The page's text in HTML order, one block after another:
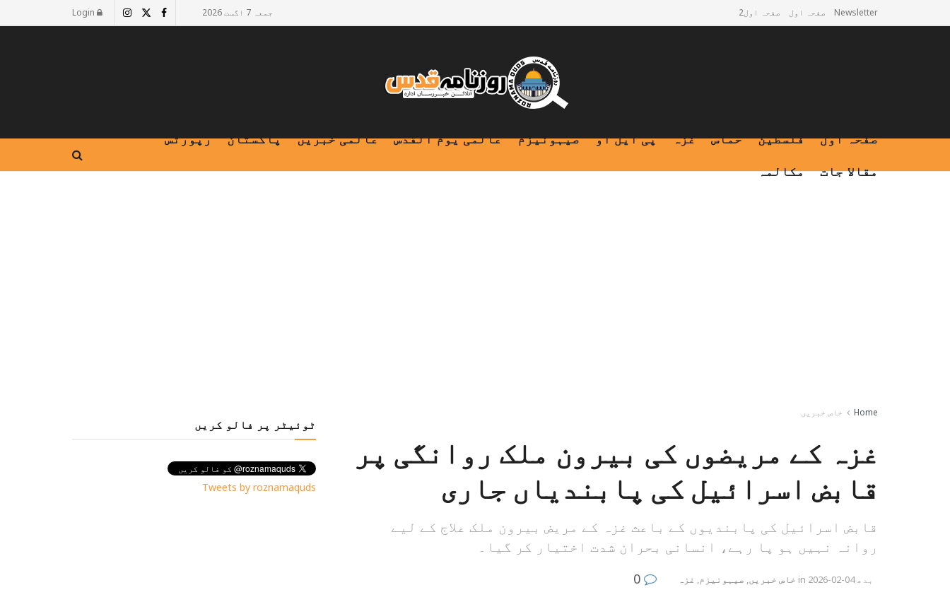
Newsletter صفحہ اول صفحہ اول2 جمعہ 7 اگست 2026
صفحہ اول فلسطین حماس غزہ پی ایل او صیہونیزم عالمی یوم القدس عالمی خبریں پاکستان
رپورٹس
مقالا جات
مکالمہ
Home خاص خبریں
غزہ کے مریضوں کی بیرون ملک روانگی پر
قابض اسرائیل کی پابندیاں جاری
قابض اسرائیل کی پابندیوں کے باعث غزہ کے مریض بیرون ملک علاج کے لیے
روانہ نہیں ہو پا رہے، انسانی بحران شدت اختیار کر گیا۔
بدھ 04-02-2026 in خاص خبریں, صیہونیزم, غزہ
ٹوئیٹر پر فالو کریں
Tweets by roznamaquds